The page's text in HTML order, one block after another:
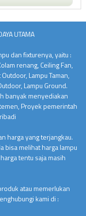
UTAMA
dan fixturenya, yaitu :
renang, Ceiling Fan,
Lampu Taman,
Lampu Ground.
banyak menyediakan
Proyek pemerintah
harga yang terjangkau.
bisa melihat harga lampu
tentu saja masih
atau memerlukan
kami di :